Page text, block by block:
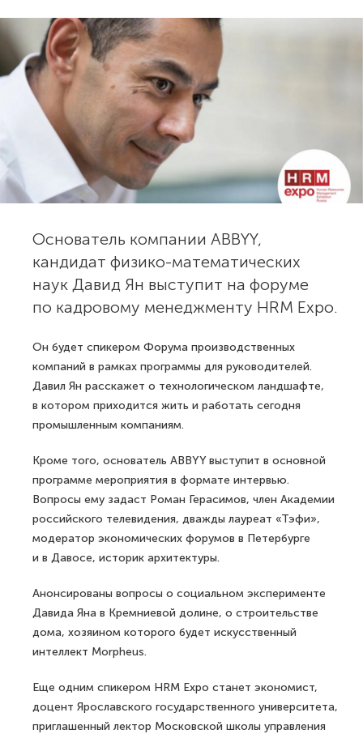
Основатель компании ABBYY,
кандидат физико-математических
наук Давид Ян выступит на форуме
по кадровому менеджменту HRM Expo.
Он будет спикером Форума производственных
компаний в рамках программы для руководителей.
Давил Ян расскажет о технологическом ландшафте,
в котором приходится жить и работать сегодня
промышленным компаниям.
Кроме того, основатель ABBYY выступит в основной
программе мероприятия в формате интервью.
Вопросы ему задаст Роман Герасимов, член Академии
российского телевидения, дважды лауреат «Тэфи»,
модератор экономических форумов в Петербурге
и в Давосе, историк архитектуры.
Анонсированы вопросы о социальном эксперименте
Давида Яна в Кремниевой долине, о строительстве
дома, хозяином которого будет искусственный
интеллект Morpheus.
Еще одним спикером HRM Expo станет экономист,
доцент Ярославского государственного университета,
приглашенный лектор Московской школы управления